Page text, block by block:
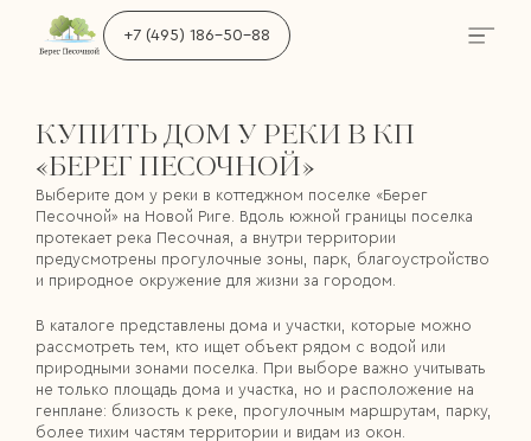
+7 (495) 186-50-88
КУПИТЬ ДОМ У РЕКИ В КП
«БЕРЕГ ПЕСОЧНОЙ»
Выберите дом у реки в коттеджном поселке «Берег
Песочной» на Новой Риге. Вдоль южной границы поселка
протекает река Песочная, а внутри территории
предусмотрены прогулочные зоны, парк, благоустройство
и природное окружение для жизни за городом.
В каталоге представлены дома и участки, которые можно
рассмотреть тем, кто ищет объект рядом с водой или
природными зонами поселка. При выборе важно учитывать
не только площадь дома и участка, но и расположение на
генплане: близость к реке, прогулочным маршрутам, парку,
более тихим частям территории и видам из окон.